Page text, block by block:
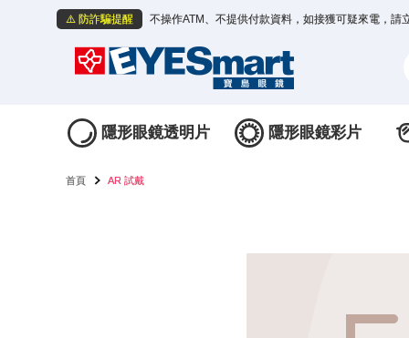
⚠️ 防詐騙提醒 不操作ATM、不提供付款資料，如接獲可疑來電，
隱形眼鏡透明片 隱形眼鏡彩片
首頁 AR 試戴